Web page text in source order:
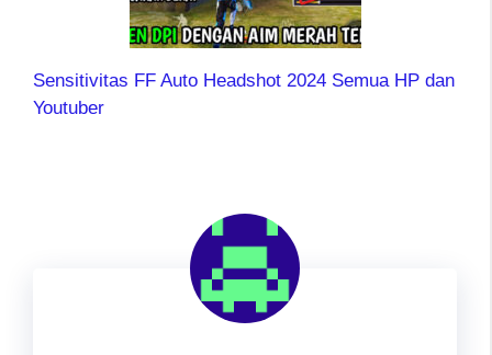
Sensitivitas FF Auto Headshot 2024 Semua HP dan
Youtuber